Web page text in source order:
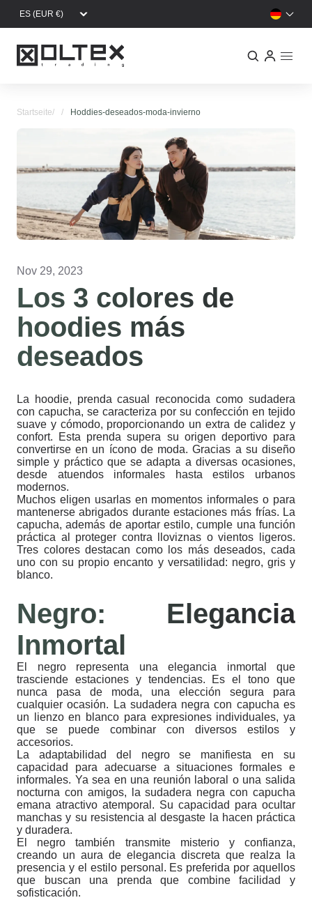
Direkt zum Inhalt
Startseite Hoddies-deseados-moda-invierno
Nov 29, 2023
Los 3 colores de
hoodies más
deseados
La hoodie, prenda casual reconocida como sudadera
con capucha, se caracteriza por su confección en tejido
suave y cómodo, proporcionando un extra de calidez y
confort. Esta prenda supera su origen deportivo para
convertirse en un ícono de moda. Gracias a su diseño
simple y práctico que se adapta a diversas ocasiones,
desde atuendos informales hasta estilos urbanos
modernos.
Muchos eligen usarlas en momentos informales o para
mantenerse abrigados durante estaciones más frías. La
capucha, además de aportar estilo, cumple una función
práctica al proteger contra lloviznas o vientos ligeros.
Tres colores destacan como los más deseados, cada
uno con su propio encanto y versatilidad: negro, gris y
blanco.
Negro: Elegancia
Inmortal
El negro representa una elegancia inmortal que
trasciende estaciones y tendencias. Es el tono que
nunca pasa de moda, una elección segura para
cualquier ocasión. La sudadera negra con capucha es
un lienzo en blanco para expresiones individuales, ya
que se puede combinar con diversos estilos y
accesorios.
La adaptabilidad del negro se manifiesta en su
capacidad para adecuarse a situaciones formales e
informales. Ya sea en una reunión laboral o una salida
nocturna con amigos, la sudadera negra con capucha
emana atractivo atemporal. Su capacidad para ocultar
manchas y su resistencia al desgaste la hacen práctica
y duradera.
El negro también transmite misterio y confianza,
creando un aura de elegancia discreta que realza la
presencia y el estilo personal. Es preferida por aquellos
que buscan una prenda que combine facilidad y
sofisticación.